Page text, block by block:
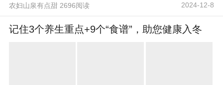
农妇山泉有点甜 2696阅读 2024-12-8
记住3个养生重点+9个“食谱”，助您健康入冬